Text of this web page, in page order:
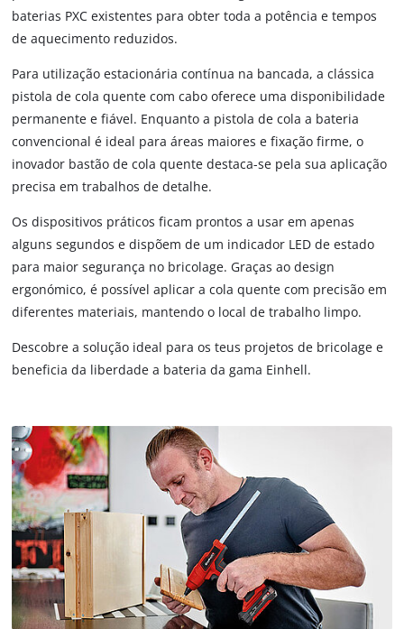
baterias PXC existentes para obter toda a potência e tempos
de aquecimento reduzidos.
Para utilização estacionária contínua na bancada, a clássica
pistola de cola quente com cabo oferece uma disponibilidade
permanente e fiável. Enquanto a pistola de cola a bateria
convencional é ideal para áreas maiores e fixação firme, o
inovador bastão de cola quente destaca-se pela sua aplicação
precisa em trabalhos de detalhe.
Os dispositivos práticos ficam prontos a usar em apenas
alguns segundos e dispõem de um indicador LED de estado
para maior segurança no bricolage. Graças ao design
ergonómico, é possível aplicar a cola quente com precisão em
diferentes materiais, mantendo o local de trabalho limpo.
Descobre a solução ideal para os teus projetos de bricolage e
beneficia da liberdade a bateria da gama Einhell.